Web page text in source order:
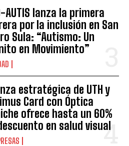
AUTIS lanza la primera
por la inclusión en San
Sula: “Autismo: Un
en Movimiento”
estratégica de UTH y
Card con Óptica
ofrece hasta un 60%
en salud visual